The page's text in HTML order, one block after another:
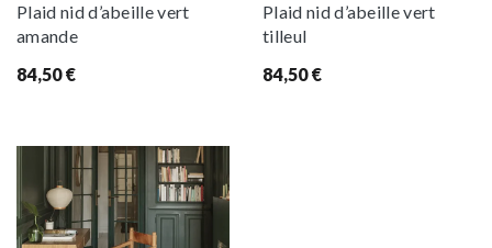
Plaid nid d’abeille vert
amande
84,50€
Plaid nid d’abeille vert
tilleul
84,50€